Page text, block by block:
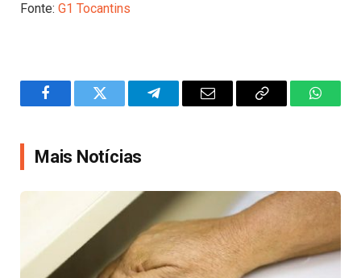
Fonte: G1 Tocantins
FacebookTwitter TelegramEmail
Copy
Mais Notícias